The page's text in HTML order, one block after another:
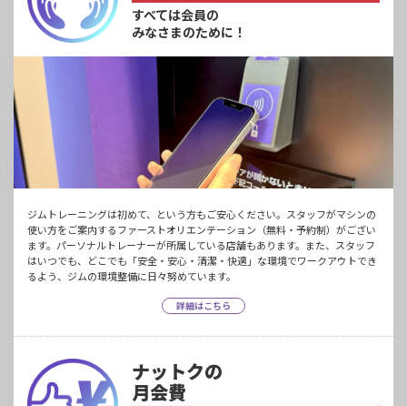
すべては会員の
みなさまのために！
ジムトレーニングは初めて、という方もご安心ください。スタッフがマシンの
使い方をご案内するファーストオリエンテーション（無料・予約制）がござい
ます。パーソナルトレーナーが所属している店舗もあります。また、スタッフ
はいつでも、どこでも「安全・安心・清潔・快適」な環境でワークアウトでき
るよう、ジムの環境整備に日々努めています。
詳細はこちら
ナットクの
月会費